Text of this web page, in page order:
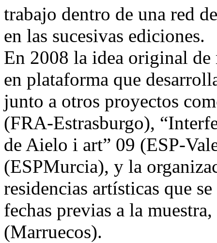
trabajo dentro de una red
en las sucesivas ediciones.
En 2008 la idea original de
en plataforma que
junto a otros proyectos
(FRA-Estrasburgo),
de Aielo i art” 09 (ESP-
(ESPMurcia), y la
residencias artísticas que
fechas previas a la
(Marruecos).